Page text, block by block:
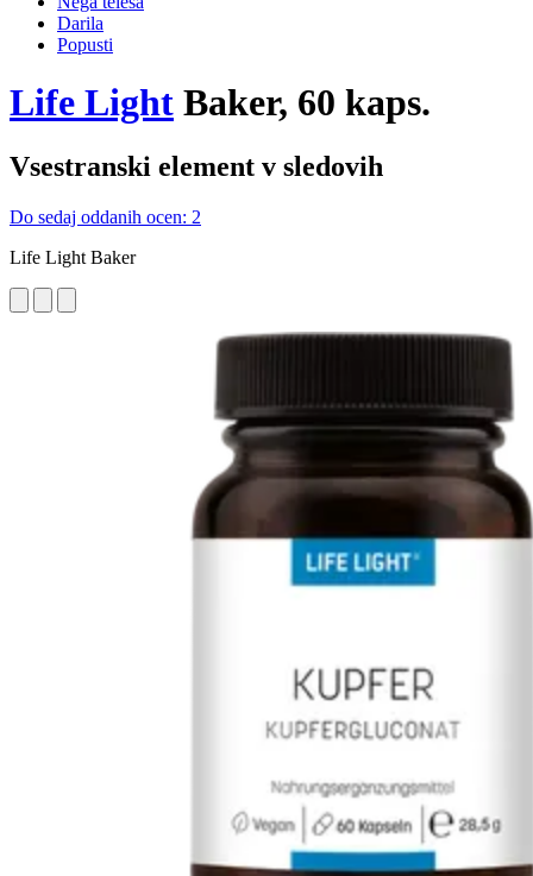
Darila
Popusti
Life Light Baker, 60 kaps.
Vsestranski element v sledovih
Do sedaj oddanih ocen: 2
Life Light Baker